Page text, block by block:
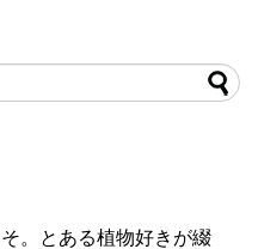
。とある植物好きが綴